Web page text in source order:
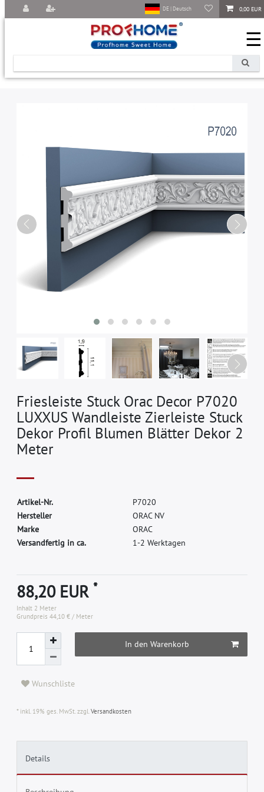
0,00 EUR
DE | Deutsch
☰
Friesleiste Stuck Orac Decor P7020
LUXXUS Wandleiste Zierleiste Stuck
Dekor Profil Blumen Blätter Dekor 2
Meter
Artikel-Nr. P7020
Hersteller ORAC NV
Marke ORAC
Versandfertig in ca.
1-2 Werktagen
88,20 EUR*
Inhalt 2 Meter
Grundpreis44,10 € / Meter
In den Warenkorb
Wunschliste
* inkl. 19% ges. MwSt. zzgl.Versandkosten
Details